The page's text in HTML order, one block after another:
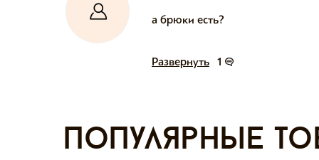
а брюки есть?
Развернуть 1
Популярные